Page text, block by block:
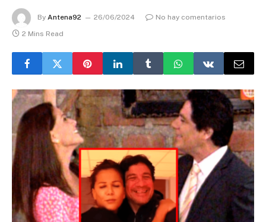
By Antena92 26/06/2024
No hay comentarios
2 Mins Read